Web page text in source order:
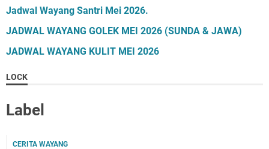
Jadwal Wayang Santri Mei 2026.
JADWAL WAYANG GOLEK MEI 2026 (SUNDA & JAWA)
JADWAL WAYANG KULIT MEI 2026
LOCK
Label
CERITA WAYANG